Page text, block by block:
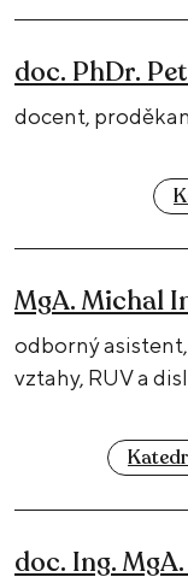
doc. PhDr.
docent,
MgA. Michal
odborný
vztahy, RUV a
doc. Ing.